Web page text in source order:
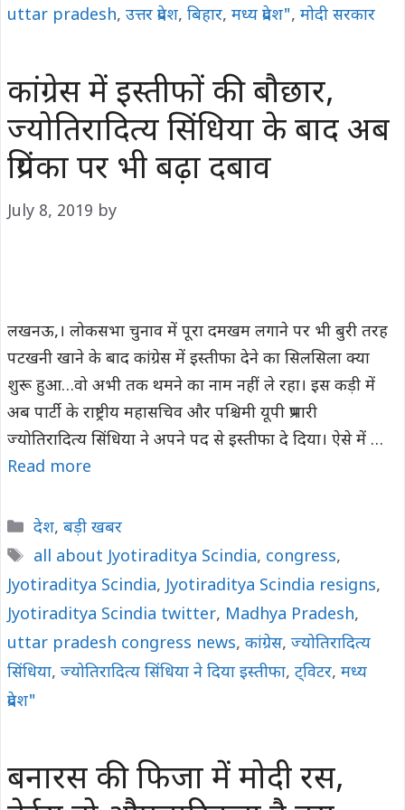
uttar pradesh, उत्तर प्रदेश, बिहार, मध्य प्रदेश", मोदी सरकार
कांग्रेस में इस्तीफों की बौछार,
ज्योतिरादित्य सिंधिया के बाद अब
प्रियंका पर भी बढ़ा दबाव
July 8, 2019 by
लखनऊ,। लोकसभा चुनाव में पूरा दमखम लगाने पर भी बुरी तरह
पटखनी खाने के बाद कांग्रेस में इस्तीफा देने का सिलसिला क्या
शुरू हुआ…वो अभी तक थमने का नाम नहीं ले रहा। इस कड़ी में
अब पार्टी के राष्ट्रीय महासचिव और पश्चिमी यूपी प्रभारी
ज्योतिरादित्य सिंधिया ने अपने पद से इस्तीफा दे दिया। ऐसे में …
Read more
Categories
देश, बड़ी खबर
Tags
all about Jyotiraditya Scindia, congress,
Jyotiraditya Scindia,Jyotiraditya Scindia resigns,
Jyotiraditya Scindia twitter, Madhya Pradesh,
uttar pradesh congress news, कांग्रेस, ज्योतिरादित्य
सिंधिया, ज्योतिरादित्य सिंधिया ने दिया इस्तीफा, ट्विटर, मध्य
प्रदेश"
बनारस की फिजा में मोदी रस,